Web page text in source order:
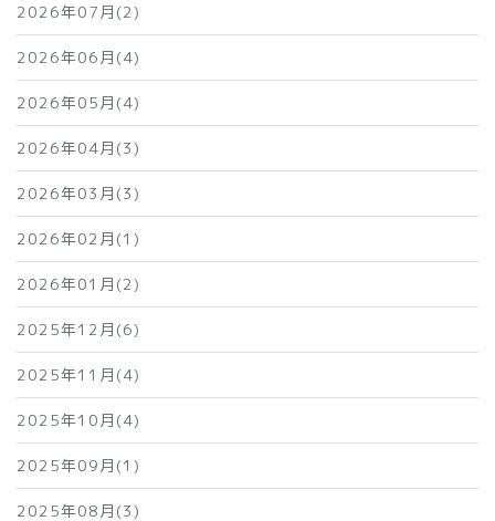
2026年07月(2)
2026年06月(4)
2026年05月(4)
2026年04月(3)
2026年03月(3)
2026年02月(1)
2026年01月(2)
2025年12月(6)
2025年11月(4)
2025年10月(4)
2025年09月(1)
2025年08月(3)